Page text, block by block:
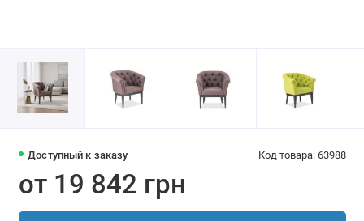
Доступный к заказу Код товара: 63988
от 19 842 грн